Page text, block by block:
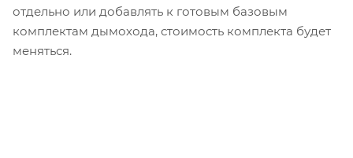
отдельно или добавлять к готовым базовым
комплектам дымохода, стоимость комплекта будет
меняться.